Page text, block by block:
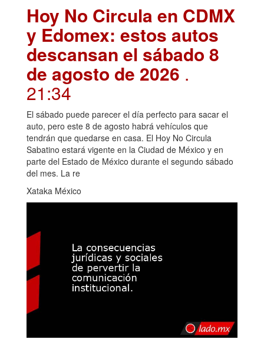
Hoy No Circula en CDMX
y Edomex: estos autos
descansan el sábado 8
de agosto de 2026 .
21:34
El sábado puede parecer el día perfecto para sacar el
auto, pero este 8 de agosto habrá vehículos que
tendrán que quedarse en casa. El Hoy No Circula
Sabatino estará vigente en la Ciudad de México y en
parte del Estado de México durante el segundo sábado
del mes. La re
Xataka México